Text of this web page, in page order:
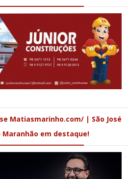
Matiasmarinho.com/ | São José
Maranhão em destaque!